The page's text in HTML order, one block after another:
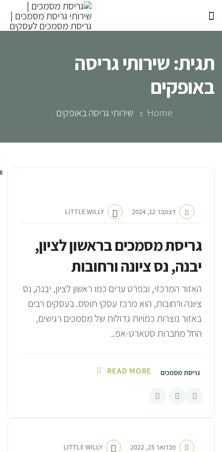
תגית:שירותי גריסה
באופקים
Home שירותי גריסה באופקים
גריסת מסמכים בראשון לציון,
יבנה, נס ציונה ורחובות
דצמבר 12, 2024 LITTLE WILLY
האזור המרכזי, ובפרט ערים כמו ראשון לציון, יבנה, נס
ציונה ורחובות, הוא מרכז עסקי תוסס. בעסקים רבים
באזור נוצרות כמויות גדולות של מסמכים רגישים,
החל מחברות סטארט-אפ..
גריסת מסמכים READ MORE
פברואר 25, 2022 LITTLE WILLY